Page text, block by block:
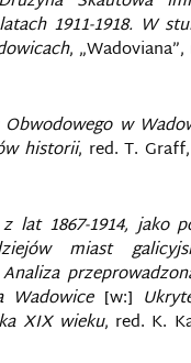
1911-1918. W
,
Obwodowego w
historii, red. T.
lat 1867-1914, jako
miast
Wadowice[w:]
XIX wieku, red. K.